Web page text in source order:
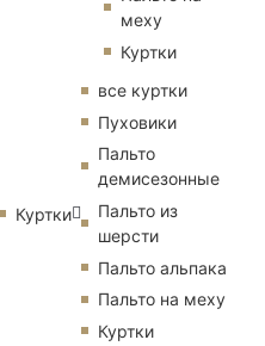
меху
Куртки
Куртки
все куртки
Пуховики
Пальто
демисезонные
Пальто из
шерсти
Пальто альпака
Пальто на меху
Куртки